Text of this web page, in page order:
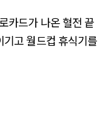
카드가 나온 혈전 끝
고 월드컵 휴식기를